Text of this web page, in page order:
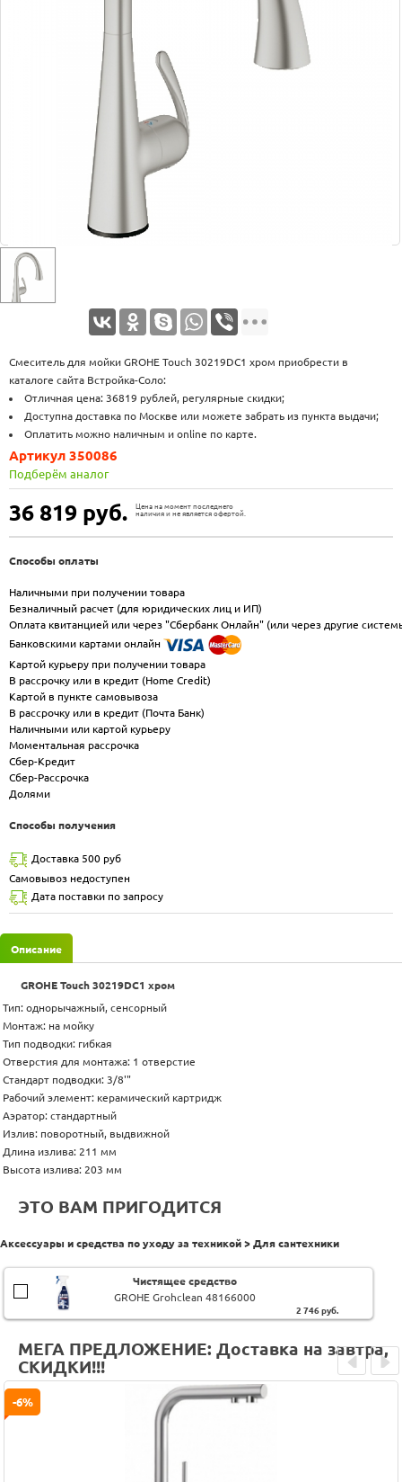
Смеситель для мойки GROHE Touch 30219DC1 хром приобрести в
каталоге сайта Встройка-Соло:
Отличная цена: 36819 рублей, регулярные скидки;
Доступна доставка по Москве или можете забрать из пункта выдачи;
Оплатить можно наличным и online по карте.
36 819 руб.
Цена на момент последнего
наличия и не является офертой.
Артикул 350086
Подберём аналог
Способы оплаты
Наличными при получении товара
Безналичный расчет (для юридических лиц и ИП)
Оплата квитанцией или через "Сбербанк Онлайн" (или через другие
Банковскими картами онлайн
Картой курьеру при получении товара
В рассрочку или в кредит (Home Credit)
Картой в пункте самовывоза
В рассрочку или в кредит (Почта Банк)
Наличными или картой курьеру
Моментальная рассрочка
Сбер-Кредит
Сбер-Рассрочка
Долями
Способы получения
Доставка 500 руб
Самовывоз недоступен
Дата поставки по запросу
Описание
GROHE Touch 30219DC1 хром
Тип: однорычажный, сенсорный
Монтаж: на мойку
Тип подводки: гибкая
Отверстия для монтажа: 1 отверстие
Стандарт подводки: 3/8'"
Рабочий элемент: керамический картридж
Аэратор: стандартный
Излив: поворотный, выдвижной
Длина излива: 211 мм
Высота излива: 203 мм
ЭТО ВАМ ПРИГОДИТСЯ
Аксессуары и средства по уходу за техникой > Для сантехники
Чистящее средство
GROHE Grohclean 48166000
2 746руб.
МЕГА ПРЕДЛОЖЕНИЕ: Доставка на завтра,
СКИДКИ!!!
-6%
Prev Next